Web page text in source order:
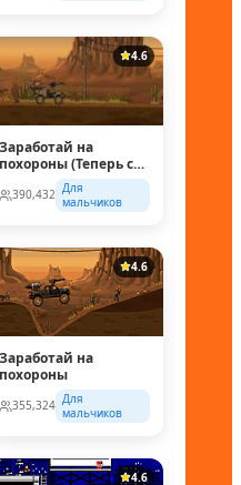
4.6
Заработай на
похороны (Теперь с
супер колесом!)
390,432 Для
мальчиков
4.6
Заработай на
похороны
355,324 Для
мальчиков
4.6